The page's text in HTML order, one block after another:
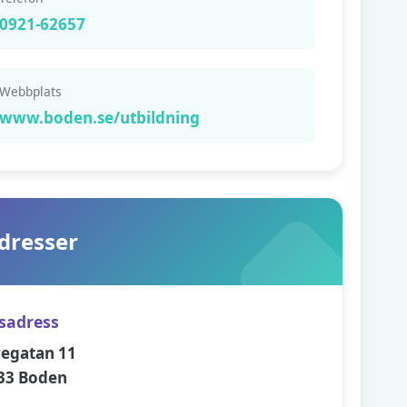
62657
utbildning
11
Boden